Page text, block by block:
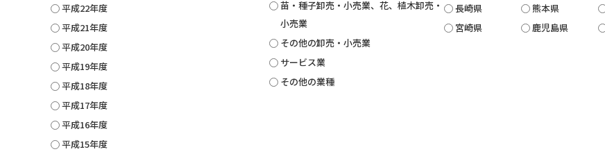
平成22年度
平成21年度
平成20年度
平成19年度
平成18年度
平成17年度
平成16年度
平成15年度
苗・種子卸売・小売業、花、植木卸売・
小売業
その他の卸売・小売業
サービス業
その他の業種
長崎県
熊本県
宮崎県
鹿児島県